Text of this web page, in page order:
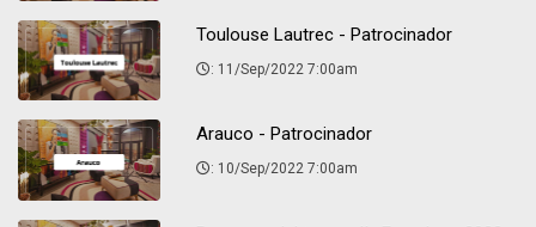
Toulouse Lautrec - Patrocinador
: 11/Sep/2022 7:00am
Arauco - Patrocinador
: 10/Sep/2022 7:00am